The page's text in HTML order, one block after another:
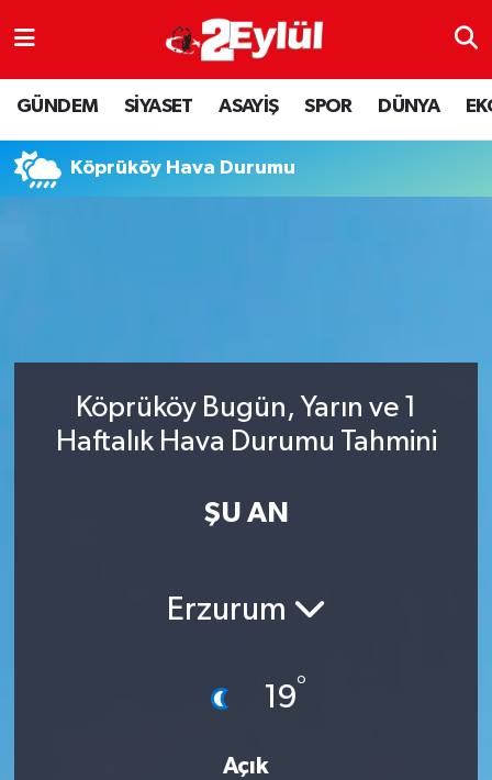
GÜNDEM SİYASET ASAYİŞ SPOR DÜNYA
Köprüköy Hava Durumu
Köprüköy Bugün, Yarın ve 1
Haftalık Hava Durumu Tahmini
ŞU AN
Erzurum
19°
Açık
ASAYİŞ
DÜNYA
EKONOMİ
SİYASET
SPOR
Nöbetçi Eczaneler
Hava Durumu
Eskişehir Namaz Vakitleri
Tüm Manşetler
Son Dakika Haberleri